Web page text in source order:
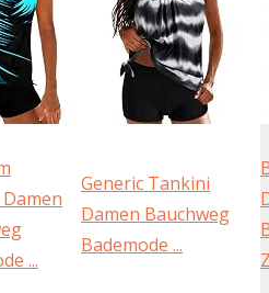
...
Generic Tankini
Damen Bauchweg
Bademode ...